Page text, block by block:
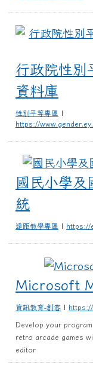
行政院性別
資料庫
性別平等專區 |
https://
國民小學及
統
遠距教學專區 | https://
Microsoft
資訊教育-創客 |
Develop your
retro arcade games
editor